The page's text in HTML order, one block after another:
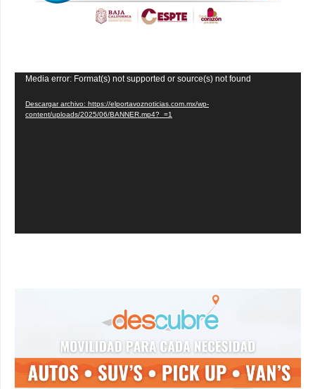
Reproductor
vídeo
Media error: Format(s) not supported or source(s) not found
Descargar archivo: https://elportavoznoticias.com.mx/wp-
content/uploads/2025/06/BANNER.mp4?_=1